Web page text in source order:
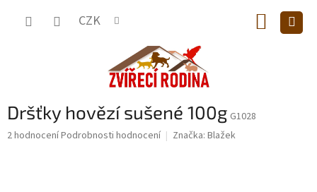
CZK
KOŠÍK
Dršťky hovězí sušené 100g G1028
Průměrné
2 hodnoceníPodrobnosti hodnocení Značka: Blažek